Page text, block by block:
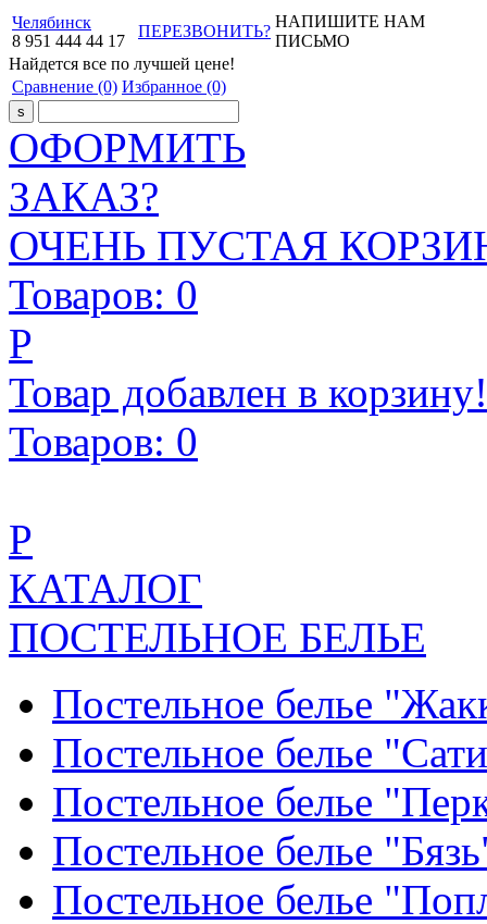
Челябинск
8 951 444 44 17
ПЕРЕЗВОНИТЬ?
НАПИШИТЕ НАМ
ПИСЬМО
Найдется все по лучшей цене!
Сравнение (0) Избранное (0)
ОФОРМИТЬ
ЗАКАЗ?
ОЧЕНЬ ПУСТАЯ
Товаров: 0
Р
Товар добавлен в корзину!
Товаров: 0
Р
КАТАЛОГ
ПОСТЕЛЬНОЕ БЕЛЬЕ
Постельное белье
Постельное белье
Постельное белье
Постельное белье
Постельное белье